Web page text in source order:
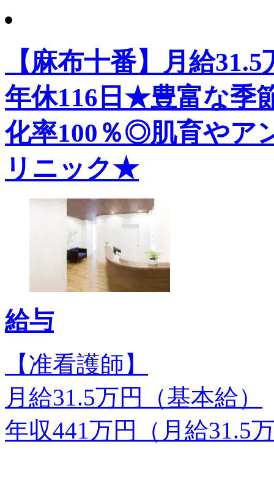
【麻布十番】月給
年休116日★豊富な季
化率100％◎肌育やア
リニック★
給与
【准看護師】
月給31.5万円（基本給）
年収441万円（月給31.5